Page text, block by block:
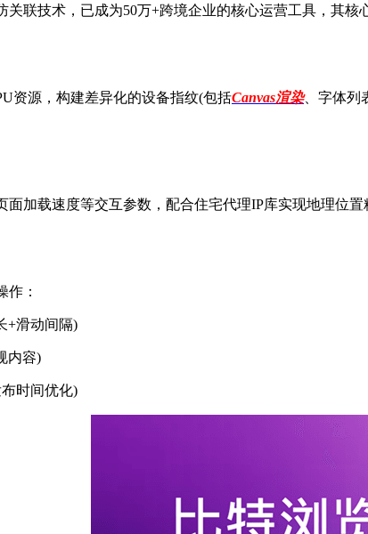
关联技术，已成为50万+跨境企业的核心运营工具，其核
源，构建差异化的设备指纹(包括Canvas渲染、字体列
载速度等交互参数，配合住宅代理IP库实现地理位置
：
滑动间隔)
内容)
时间优化)